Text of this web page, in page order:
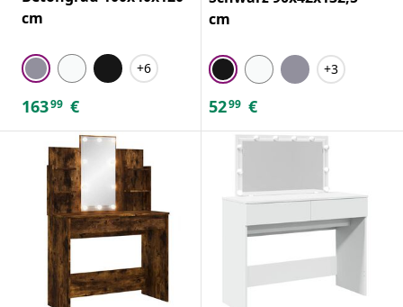
cm
+6
16399 €
cm
+3
5299 €